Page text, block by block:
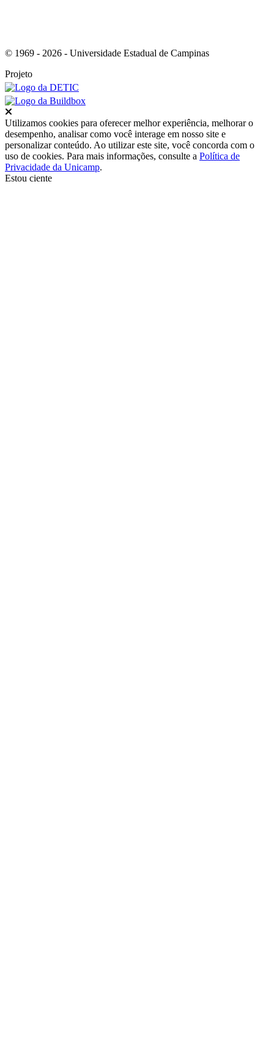
© 1969 - 2026 - Universidade Estadual de Campinas
Projeto
Utilizamos cookies para oferecer melhor experiência, melhorar o
desempenho, analisar como você interage em nosso site e
personalizar conteúdo. Ao utilizar este site, você concorda com o
uso de cookies. Para mais informações, consulte a Política de
Privacidade da Unicamp.
Estou ciente